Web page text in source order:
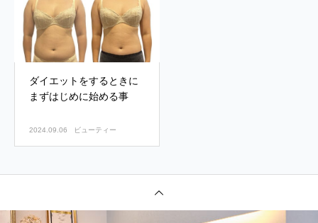
ダイエットをするときに
まずはじめに始める事
2024.09.06 ビューティー